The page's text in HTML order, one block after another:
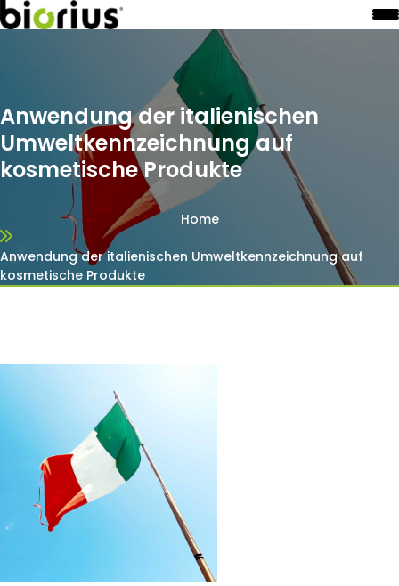
Anwendung der italienischen
Umweltkennzeichnung auf
kosmetische Produkte
Home
Anwendung der italienischen Umweltkennzeichnung auf
kosmetische Produkte